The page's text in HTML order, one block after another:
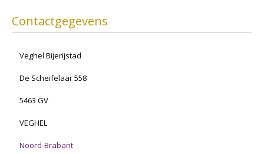
Contactgegevens
Veghel Bijerijstad
De Scheifelaar 558
5463 GV
VEGHEL
Noord-Brabant